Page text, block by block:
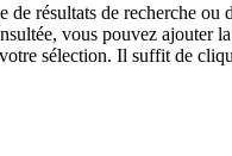
de résultats de recherche ou
vous pouvez ajouter
sélection. Il suffit de